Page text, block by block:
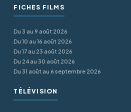
FICHES FILMS
Du 3 au 9 août 2026
Du 10 au 16 août 2026
Du 17 au 23 août 2026
Du 24 au 30 août 2026
Du 31 août au 6 septembre 2026
TÉLÉVISION